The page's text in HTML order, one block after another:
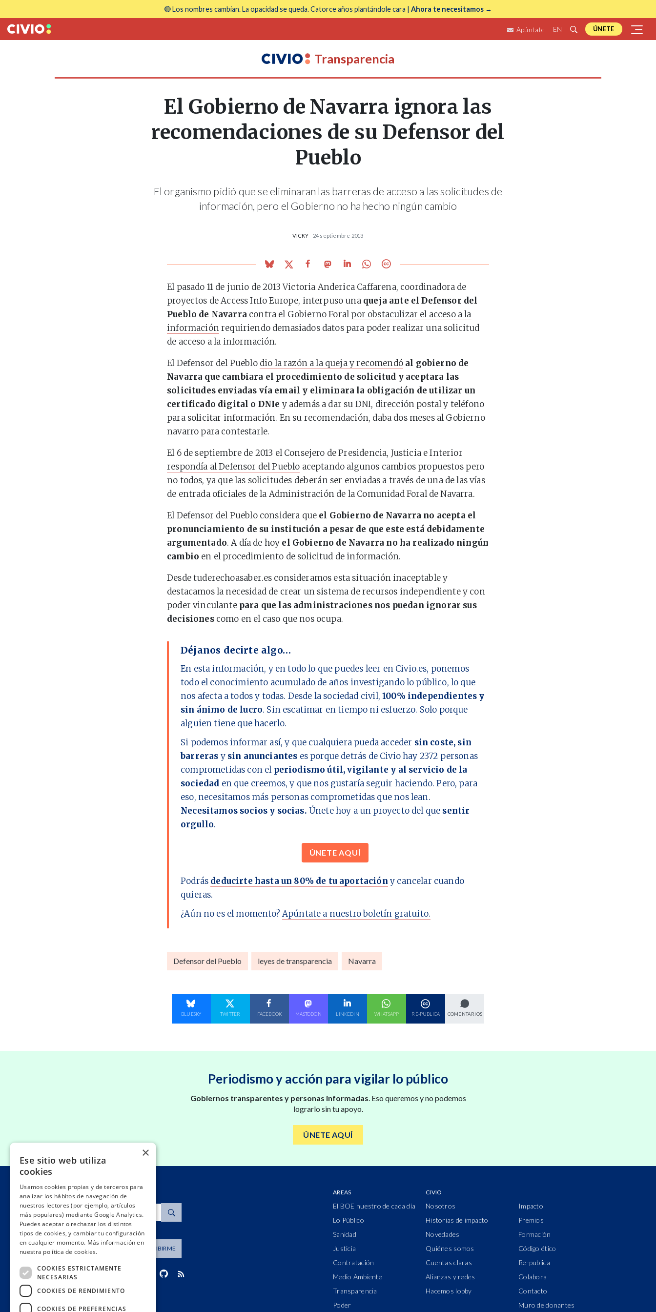
🔴 Los nombres cambian. La opacidad se queda. Catorce años plantándole cara | Ahora te necesitamos →
Apúntate EN ÚNETE
Transparencia
El Gobierno de Navarra ignora las
recomendaciones de su Defensor del
Pueblo
El organismo pidió que se eliminaran las barreras de acceso a las solicitudes de
información, pero el Gobierno no ha hecho ningún cambio
VICKY 24 septiembre 2013
El pasado 11 de junio de 2013 Victoria Anderica Caffarena, coordinadora de
proyectos de Access Info Europe, interpuso una queja ante el Defensor del
Pueblo de Navarra contra el Gobierno Foralpor obstaculizar el acceso a la
informaciónrequiriendo demasiados datos para poder realizar una solicitud
de acceso a la información.
El Defensor del Pueblo dio la razón a la queja y recomendó al gobierno de
Navarra que cambiara el procedimiento de solicitud y aceptara las
solicitudes enviadas vía email y eliminara la obligación de utilizar un
certificado digital o DNIe y además a dar su DNI, dirección postal y teléfono
para solicitar información. En su recomendación, daba dos meses al Gobierno
navarro para contestarle.
El 6 de septiembre de 2013 el Consejero de Presidencia, Justicia e Interior
respondía al Defensor del Pueblo aceptando algunos cambios propuestos pero
no todos, ya que las solicitudes deberán ser enviadas a través de una de las vías
de entrada oficiales de la Administración de la Comunidad Foral de Navarra.
El Defensor del Pueblo considera que el Gobierno de Navarra no acepta el
pronunciamiento de su institución a pesar de que este está debidamente
argumentado. A día de hoy el Gobierno de Navarra no ha realizado ningún
cambio en el procedimiento de solicitud de información.
Desde tuderechoasaber.es consideramos esta situación inaceptable y
destacamos la necesidad de crear un sistema de recursos independiente y con
poder vinculante para que las administraciones nos puedan ignorar sus
decisionescomo en el caso que nos ocupa.
Déjanos decirte algo…
En esta información, y en todo lo que puedes leer en Civio.es, ponemos
todo el conocimiento acumulado de años investigando lo público, lo que
nos afecta a todos y todas. Desde la sociedad civil,100% independientes y
sin ánimo de lucro. Sin escatimar en tiempo ni esfuerzo. Solo porque
alguien tiene que hacerlo.
Si podemos informar así, y que cualquiera pueda acceder sin coste, sin
barreras y sin anunciantes es porque detrás de Civio hay 2372 personas
comprometidas con el periodismo útil, vigilante y al servicio de la
sociedad en que creemos, y que nos gustaría seguir haciendo. Pero, para
eso, necesitamos más personas comprometidas que nos lean.
Necesitamos socios y socias. Únete hoy a un proyecto del que sentir
orgullo.
ÚNETE AQUÍ
Podrás deducirte hasta un 80% de tu aportación y cancelar cuando
quieras.
¿Aún no es el momento? Apúntate a nuestro boletín gratuito.
Defensor del Pueblo leyes de transparencia Navarra
COMPARTE EN
BLUESKY
COMPARTE EN
TWITTER
COMPARTE EN
FACEBOOK
COMPARTE EN
MASTODON
COMPARTE EN
LINKEDIN
COMPARTE EN
WHATSAPP RE-PUBLICA COMENTARIOS
Periodismo y acción para vigilar lo público
Gobiernos transparentes y personas informadas . Eso queremos y no podemos
lograrlo sin tu apoyo.
ÚNETE AQUÍ
Buscar
Dirección de correo SUSCRIBIRME
contacto@civio.es
AREAS
El BOE nuestro de cada día
Lo Público
Sanidad
Justicia
Contratación
Medio Ambiente
Transparencia
Poder
CIVIO
Nosotros
Historias de impacto
Novedades
Quiénes somos
Cuentas claras
Alianzas y redes
Hacemos lobby
Impacto
Premios
Formación
Código ético
Re-publica
Colabora
Contacto
Muro de donantes
×
Ese sitio web utiliza
cookies
Usamos cookies propias y de terceros para
analizar los hábitos de navegación de
nuestros lectores (por ejemplo, artículos
más populares) mediante Google Analytics.
Puedes aceptar o rechazar los distintos
tipos de cookies, y cambiar tu configuración
en cualquier momento. Más información en
nuestra política de cookies.
COOKIES ESTRICTAMENTE
NECESARIAS
COOKIES DE RENDIMIENTO
COOKIES DE PREFERENCIAS